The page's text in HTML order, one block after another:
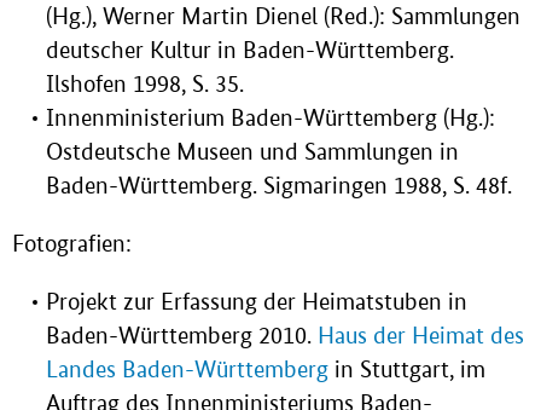
(Hg.), Werner Martin Dienel (Red.): Sammlungen
deutscher Kultur in Baden-Württemberg.
Ilshofen 1998, S. 35.
Innenministerium Baden-Württemberg (Hg.):
Ostdeutsche Museen und Sammlungen in
Baden-Württemberg. Sigmaringen 1988, S. 48f.
Fotografien:
Projekt zur Erfassung der Heimatstuben in
Baden-Württemberg 2010. Haus der Heimat des
Landes Baden-Württemberg in Stuttgart, im
Auftrag des Innenministeriums Baden-